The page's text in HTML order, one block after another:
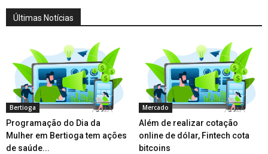
Últimas Notícias
Bertioga
Programação do Dia da
Mulher em Bertioga tem ações
de saúde...
Mercado
Além de realizar cotação
online de dólar, Fintech cota
bitcoins